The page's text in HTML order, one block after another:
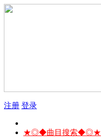
注册 登录
★◎◆曲目搜索◆◎★